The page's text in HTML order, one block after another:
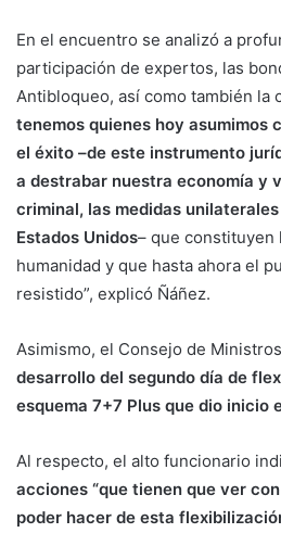
En el encuentro se analizó a
participación de expertos, las
Antibloqueo, así como también la
tenemos quienes hoy asumimos
el éxito –de este instrumento
a destrabar nuestra economía y
criminal, las medidas
Estados Unidos– que constituyen
humanidad y que hasta ahora el
resistido”, explicó Ñáñez.
Asimismo, el Consejo de Ministros
desarrollo del segundo día de
esquema 7+7 Plus que dio inicio
Al respecto, el alto funcionario
acciones “que tienen que ver
poder hacer de esta